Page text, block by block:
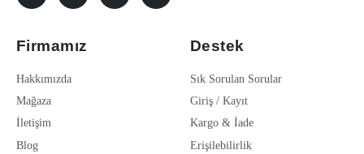
Firmamız
Hakkımızda
Mağaza
İletişim
Blog
Destek
Sık Sorulan Sorular
Giriş / Kayıt
Kargo & İade
Erişilebilirlik